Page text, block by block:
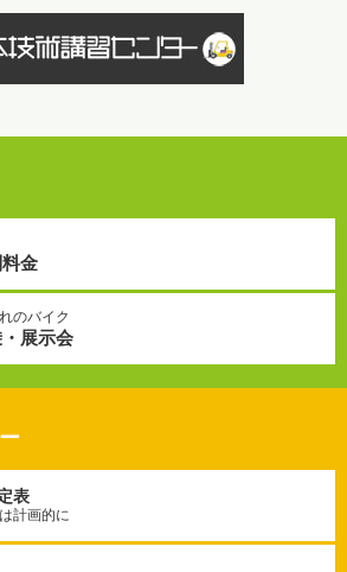
金
のバイク
展示会
表
計画的に